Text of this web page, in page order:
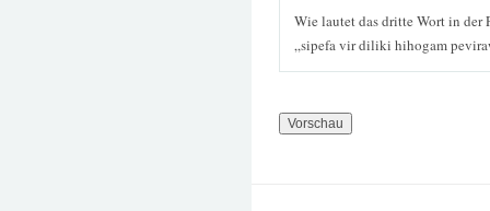
Wie lautet das dritte Wort in der
„sipefa vir diliki hihogam